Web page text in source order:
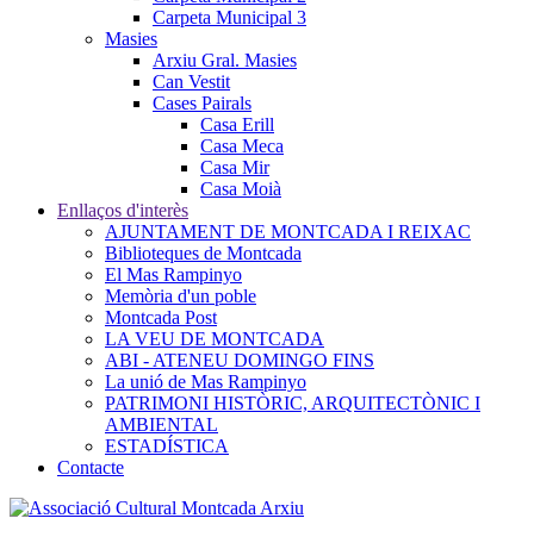
Carpeta Municipal 3
Masies
Arxiu Gral. Masies
Can Vestit
Cases Pairals
Casa Erill
Casa Meca
Casa Mir
Casa Moià
Enllaços d'interès
AJUNTAMENT DE MONTCADA I REIXAC
Biblioteques de Montcada
El Mas Rampinyo
Memòria d'un poble
Montcada Post
LA VEU DE MONTCADA
ABI - ATENEU DOMINGO FINS
La unió de Mas Rampinyo
PATRIMONI HISTÒRIC, ARQUITECTÒNIC I
AMBIENTAL
ESTADÍSTICA
Contacte